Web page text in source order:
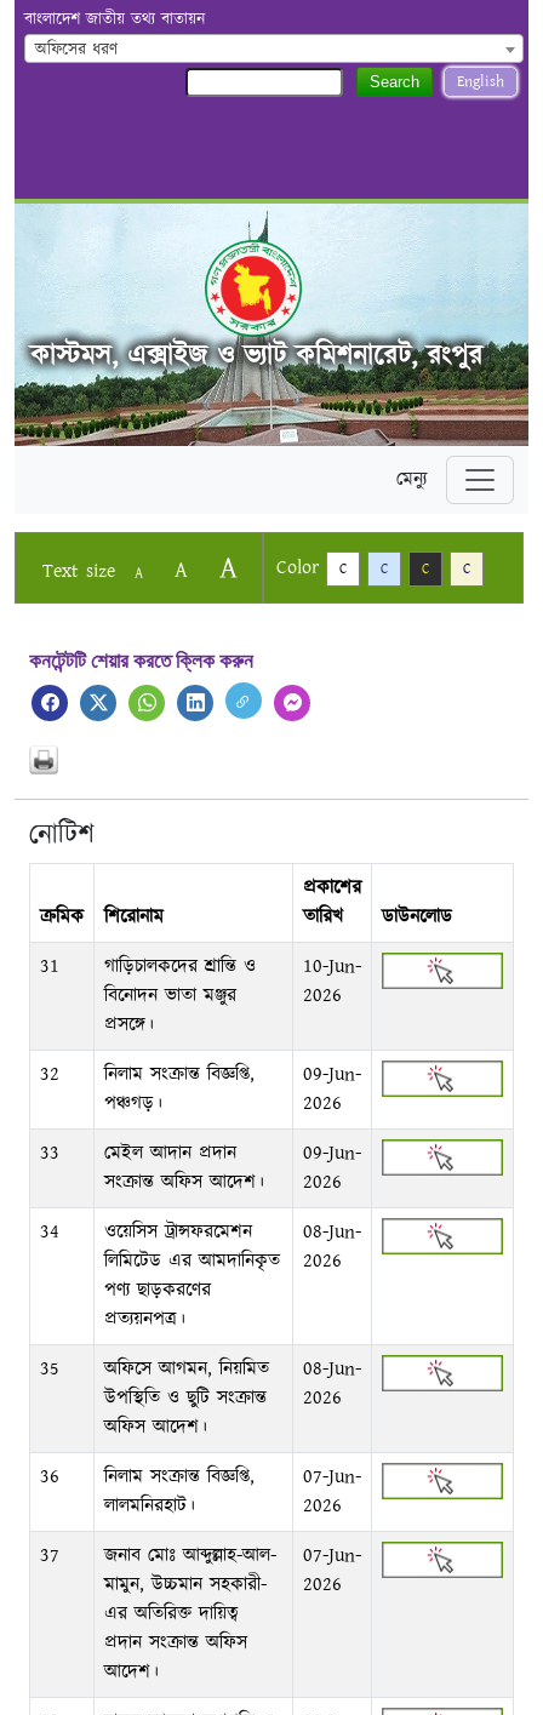
বাংলাদেশ জাতীয় তথ্য বাতায়ন
অফিসের ধরণ
English
Search
কাস্টমস, এক্সাইজ ও ভ্যাট কমিশনারেট, রংপুর
মেন্যু
Text size A A A Color C C C C
কনটেন্টটি শেয়ার করতে ক্লিক করুন
নোটিশ
ক্রমিক শিরোনাম
প্রকাশের
তারিখ
ডাউনলোড
31
গাড়িচালকদের শ্রান্তি ও
বিনোদন ভাতা মঞ্জুর
প্রসঙ্গে।
10-Jun-
2026
32
নিলাম সংক্রান্ত বিজ্ঞপ্তি,
পঞ্চগড়।
09-Jun-
2026
33
মেইল আদান প্রদান
সংক্রান্ত অফিস আদেশ।
09-Jun-
2026
34
ওয়েসিস ট্রান্সফরমেশন
লিমিটেড এর আমদানিকৃত
পণ্য ছাড়করণের
প্রত্যয়নপত্র।
08-Jun-
2026
35
অফিসে আগমন, নিয়মিত
উপস্থিতি ও ছুটি সংক্রান্ত
অফিস আদেশ।
08-Jun-
2026
36
নিলাম সংক্রান্ত বিজ্ঞপ্তি,
লালমনিরহাট।
07-Jun-
2026
37
জনাব মোঃ আব্দুল্লাহ-আল-
মামুন, উচ্চমান সহকারী-
এর অতিরিক্ত দায়িত্ব
প্রদান সংক্রান্ত অফিস
আদেশ।
07-Jun-
2026